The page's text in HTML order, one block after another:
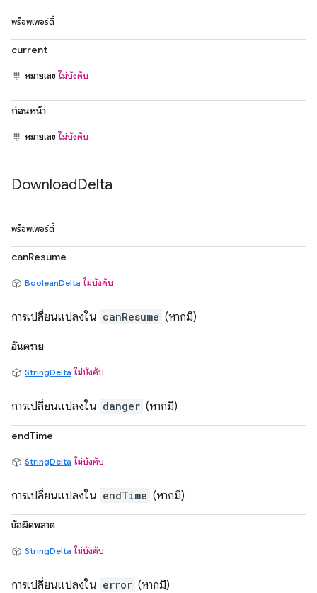
พร็อพเพอร์ตี้
current
หมายเลข ไม่บังคับ
ก่อนหน้า
หมายเลข ไม่บังคับ
DownloadDelta
พร็อพเพอร์ตี้
canResume
BooleanDelta ไม่บังคับ
การเปลี่ยนแปลงใน canResume (หากมี)
อันตราย
StringDelta ไม่บังคับ
การเปลี่ยนแปลงใน danger (หากมี)
endTime
StringDelta ไม่บังคับ
การเปลี่ยนแปลงใน endTime (หากมี)
ข้อผิดพลาด
StringDelta ไม่บังคับ
การเปลี่ยนแปลงใน error (หากมี)